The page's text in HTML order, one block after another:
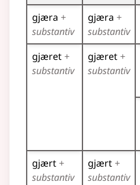
gjæra +
substantiv
gjæra +
substantiv
gjæret +
substantiv
gjæret +
substantiv
gjært +
substantiv
gjært +
substantiv